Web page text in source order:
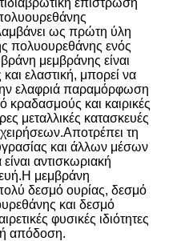
ως πρώτη ύλη
πολυουρεθάνης ενός
μεμβράνης είναι
ελαστική, μπορεί να
ελαφριά παραμόρφωση
και καιρικές
μεταλλικές κατασκευές
τη
και άλλων μέσων
αντισκωριακή
μεμβράνη
δεσμό ουρίας, δεσμό
και δεσμό
φυσικές ιδιότητες
απόδοση.